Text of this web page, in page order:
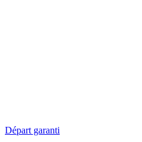
Départ garanti